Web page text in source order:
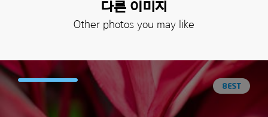
다른 이미지
Other photos you may like